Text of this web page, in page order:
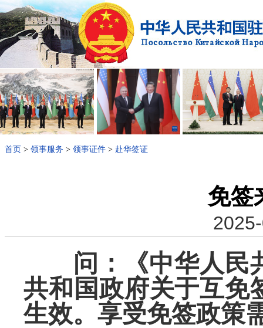
首页 > 领事服务 > 领事证件 > 赴华签证
免签
问：《中华人民
共和国政府关于互免
生效。 享受免签政策